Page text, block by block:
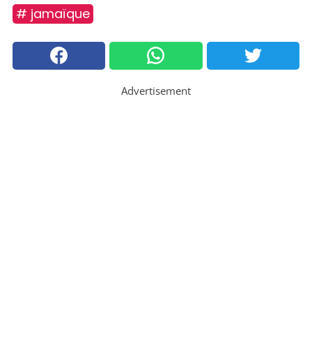
# jamaïque
Advertisement